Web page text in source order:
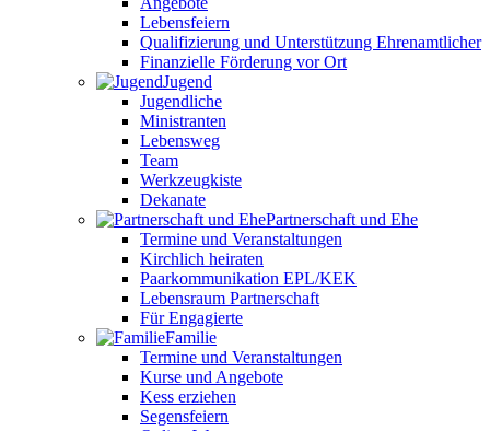
Lebensfeiern
Qualifizierung und Unterstützung Ehrenamtlicher
Finanzielle Förderung vor Ort
Jugend
Jugendliche
Ministranten
Lebensweg
Team
Werkzeugkiste
Dekanate
Partnerschaft und Ehe
Termine und Veranstaltungen
Kirchlich heiraten
Paarkommunikation EPL/KEK
Lebensraum Partnerschaft
Für Engagierte
Familie
Termine und Veranstaltungen
Kurse und Angebote
Kess erziehen
Segensfeiern